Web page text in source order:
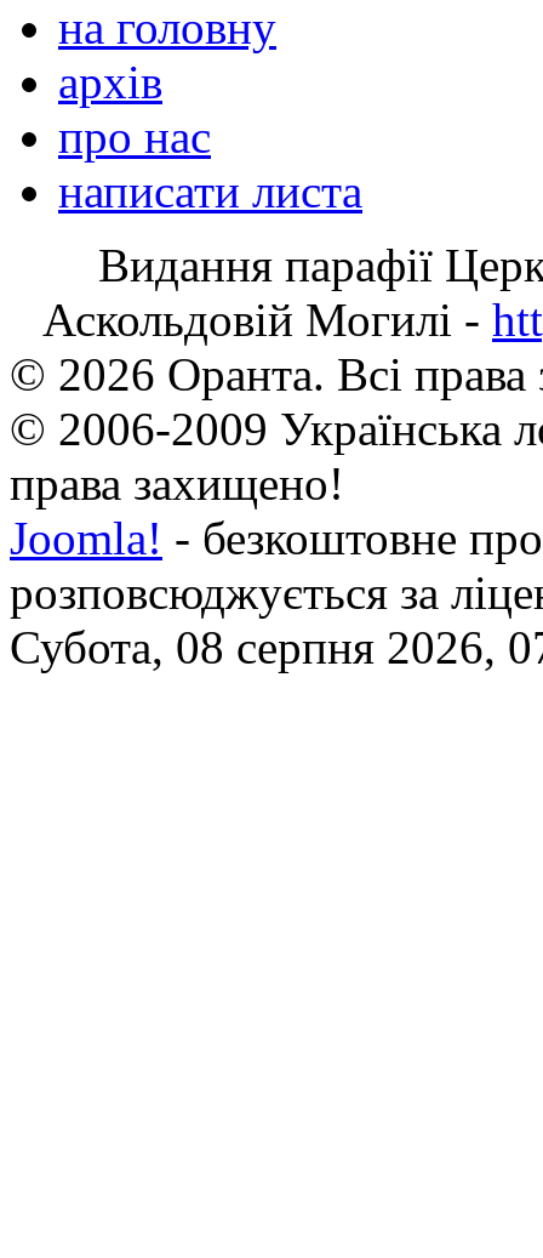
на головну
архів
про нас
написати листа
Видання парафії
Аскольдовій Могилі -
© 2026 Оранта. Всі
© 2006-2009 Українська
права захищено!
Joomla! - безкоштовне
розповсюджується за
Субота, 08 серпня 2026,